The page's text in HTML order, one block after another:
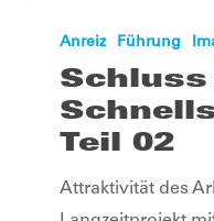
Schnellschüssen
Anreiz Führung
Teil 02
Attraktivität des